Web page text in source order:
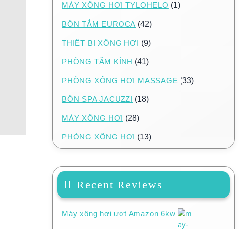
MÁY XÔNG HƠI TYLOHELO (1)
BỒN TẮM EUROCA (42)
THIẾT BỊ XÔNG HƠI (9)
PHÒNG TẮM KÍNH (41)
PHÒNG XÔNG HƠI MASSAGE (33)
BỒN SPA JACUZZI (18)
MÁY XÔNG HƠI (28)
PHÒNG XÔNG HƠI (13)
Recent Reviews
Máy xông hơi ướt Amazon 6kw